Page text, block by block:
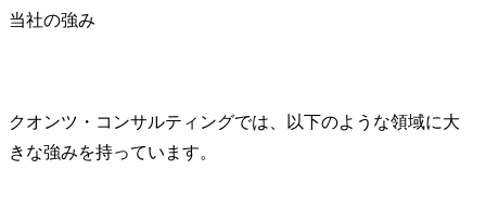
当社の強み
クオンツ・コンサルティングでは、以下のような領域に大
きな強みを持っています。